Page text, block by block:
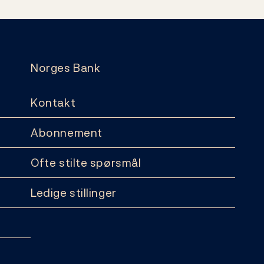
Norges Bank
Kontakt
Abonnement
Ofte stilte spørsmål
Ledige stillinger